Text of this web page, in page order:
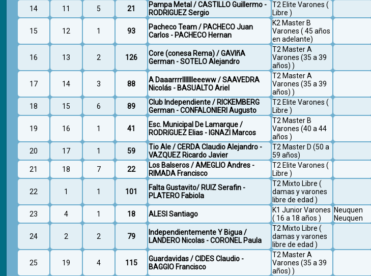
14 11 5 21
Pampa Metal / CASTILLO Guillermo -
RODRIGUEZ Sergio
T2 Elite Varones (
Libre )
15 12 1 93
Pacheco Team / PACHECO Juan
Carlos - PACHECO Hernan
K2 Master B
Varones ( 45 años
en adelante)
16 13 2 126
Core (conesa Rema) / GAVIñA
German - SOTELO Alejandro
T2 Master A
Varones (35 a 39
años) )
17 14 3 88
A Daaarrrrllllllleeeww / SAAVEDRA
Nicolás - BASUALTO Ariel
T2 Master A
Varones (35 a 39
años) )
18 15 6 89
Club Independiente / RICKEMBERG
German - CONFALONIERI Augusto
T2 Elite Varones (
Libre )
19 16 1 41
Esc. Municipal De Lamarque /
RODRíGUEZ Elias - IGNAZI Marcos
T2 Master B
Varones (40 a 44
años )
20 17 1 59
Tio Ale / CERDA Claudio Alejandro -
VAZQUEZ Ricardo Javier
T2 Master D (50 a
59 años)
21 18 7 22
Los Balseros / AMEGLIO Andres -
RIMADA Francisco
T2 Elite Varones (
Libre )
22 1 1 101
Falta Gustavito/ RUIZ Serafin -
PLATERO Fabiola
T2 Mixto Libre (
damas y varones
libre de edad )
23 4 1 18 ALESI Santiago
K1 Junior Varones
( 16 a 18 años )
Neuquen
Neuquen
24 2 2 79
Independientemente Y Bigua /
LANDERO Nicolas - CORONEL Paula
T2 Mixto Libre (
damas y varones
libre de edad )
25 19 4 115
Guardavidas / CIDES Claudio -
BAGGIO Francisco
T2 Master A
Varones (35 a 39
años) )